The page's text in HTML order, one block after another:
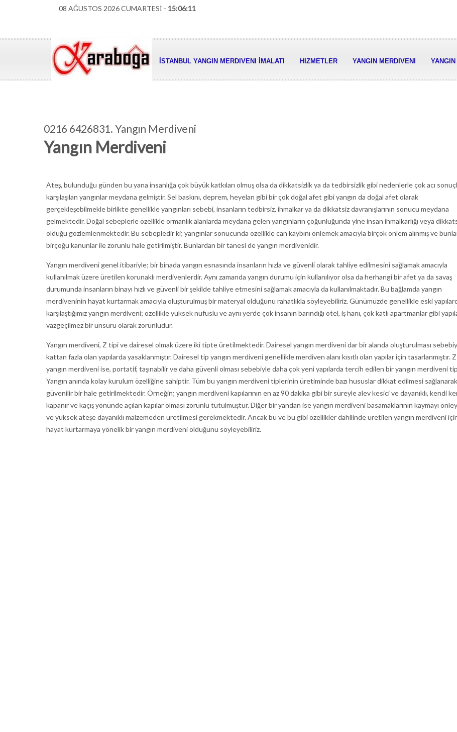
08 AĞUSTOS 2026 CUMARTESİ - 15:06:12
İSTANBUL YANGIN MERDIVENI İMALATI HIZMETLER YANGIN MERDIVENI
0216 6426831. Yangın Merdiveni
Yangın Merdiveni
Ateş, bulunduğu günden bu yana insanlığa çok büyük katkıları olmuş olsa da dikkatsizlik ya da tedbirsizlik gibi nedenlerle çok acı
karşılaşılan yangınlar meydana gelmiştir. Sel baskını, deprem, heyelan gibi bir çok doğal afet gibi yangın da doğal afet olarak
gerçekleşebilmekle birlikte genellikle yangınları sebebi, insanların tedbirsiz, ihmalkar ya da dikkatsiz davranışlarının sonucu meydana
gelmektedir. Doğal sebeplerle özellikle ormanlık alanlarda meydana gelen yangınların çoğunluğunda yine insan ihmalkarlığı veya
olduğu gözlemlenmektedir. Bu sebepledir ki; yangınlar sonucunda özellikle can kaybını önlemek amacıyla birçok önlem alınmış ve
birçoğu kanunlar ile zorunlu hale getirilmiştir. Bunlardan bir tanesi de yangın merdivenidir.
Yangın merdiveni genel itibariyle; bir binada yangın esnasında insanların hızla ve güvenli olarak tahliye edilmesini sağlamak amacıyla
kullanılmak üzere üretilen korunaklı merdivenlerdir. Aynı zamanda yangın durumu için kullanılıyor olsa da herhangi bir afet ya da savaş
durumunda insanların binayı hızlı ve güvenli bir şekilde tahliye etmesini sağlamak amacıyla da kullanılmaktadır. Bu bağlamda yangın
merdiveninin hayat kurtarmak amacıyla oluşturulmuş bir materyal olduğunu rahatlıkla söyleyebiliriz. Günümüzde genellikle eski
karşılaştığımız yangın merdiveni; özellikle yüksek nüfuslu ve aynı yerde çok insanın barındığı otel, iş hanı, çok katlı apartmanlar gibi
vazgeçilmez bir unsuru olarak zorunludur.
Yangın merdiveni, Z tipi ve dairesel olmak üzere iki tipte üretilmektedir. Dairesel yangın merdiveni dar bir alanda oluşturulması
kattan fazla olan yapılarda yasaklanmıştır. Dairesel tip yangın merdiveni genellikle merdiven alanı kısıtlı olan yapılar için tasarlanmıştır.
yangın merdiveni ise, portatif, taşınabilir ve daha güvenli olması sebebiyle daha çok yeni yapılarda tercih edilen bir yangın merdiveni
Yangın anında kolay kurulum özelliğine sahiptir. Tüm bu yangın merdiveni tiplerinin üretiminde bazı hususlar dikkat edilmesi
güvenilir bir hale getirilmektedir. Örneğin; yangın merdiveni kapılarının en az 90 dakika gibi bir süreyle alev kesici ve dayanıklı, kendi
kapanır ve kaçış yönünde açılan kapılar olması zorunlu tutulmuştur. Diğer bir yandan ise yangın merdiveni basamaklarının kaymayı
ve yüksek ateşe dayanıklı malzemeden üretilmesi gerekmektedir. Ancak bu ve bu gibi özellikler dahilinde üretilen yangın merdiveni
hayat kurtarmaya yönelik bir yangın merdiveni olduğunu söyleyebiliriz.